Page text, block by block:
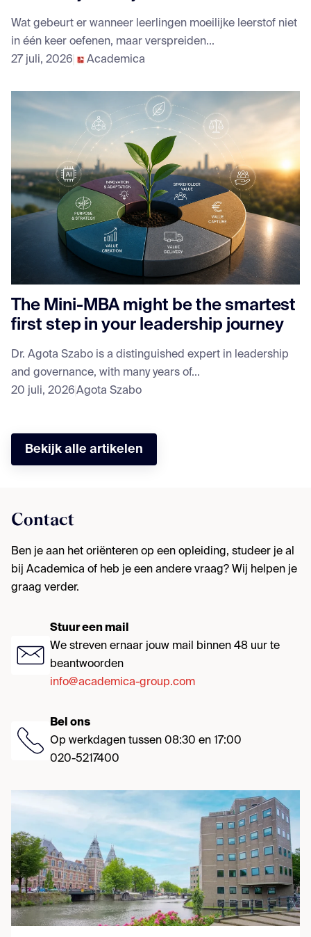
Wat gebeurt er wanneer leerlingen moeilijke leerstof niet
in één keer oefenen, maar verspreiden...
27 juli, 2026
Academica
The Mini-MBA might be the smartest
first step in your leadership journey
Dr. Agota Szabo is a distinguished expert in leadership
and governance, with many years of...
20 juli, 2026Agota Szabo
Bekijk alle artikelen
Contact
Ben je aan het oriënteren op een opleiding, studeer je al
bij Academica of heb je een andere vraag? Wij helpen je
graag verder.
Stuur een mail
We streven ernaar jouw mail binnen 48 uur te
beantwoorden
info@academica-group.com
Bel ons
Op werkdagen tussen 08:30 en 17:00
020-5217400